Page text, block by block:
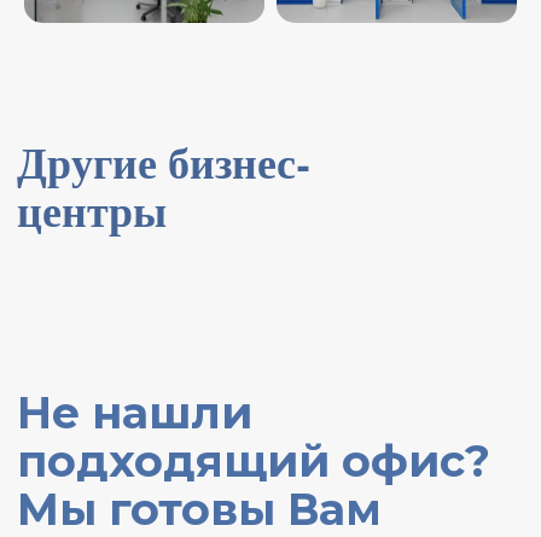
Что такое сервисный
офис?
отдельные подготовленные для
работы кабинеты, но и общую
инфраструктуру, а также услуги
оператора в виде сервиса.